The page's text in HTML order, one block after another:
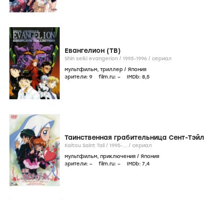
Евангелион (ТВ)
Shin seiki evangerion / 1995-1996 / сериал
мультфильм, триллер / Япония
зрители: 9 film.ru: – IMDb: 8,5
Таинственная грабительница Сент-Тэйл
Kaitou Saint Tail / 1995-... / сериал
мультфильм, приключения / Япония
зрители: – film.ru: – IMDb: 7,4